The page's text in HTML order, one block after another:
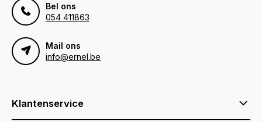
Bel ons
054 411863
Mail ons
info@ernel.be
Klantenservice